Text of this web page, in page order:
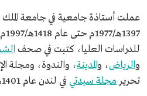
عملت أستاذة جامعية في جامعة
للدراسات العليا، كتبت في صحف
والرياض، والمدينة، والندوة، ومجلة
تحرير مجلة سيدتي في لندن عام 1401هـ/1981م لمدة عامين.